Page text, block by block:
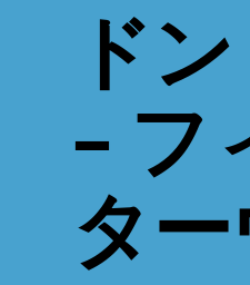
ド
- フ
タ